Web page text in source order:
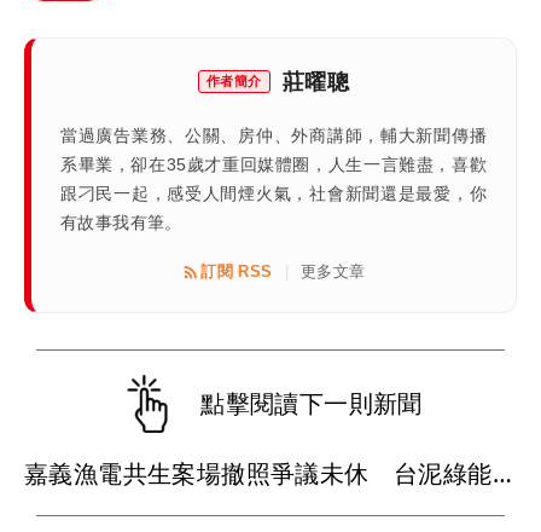
作者簡介 莊曜聰
當過廣告業務、公關、房仲、外商講師，輔大新聞傳播
系畢業，卻在35歲才重回媒體圈，人生一言難盡，喜歡
跟刁民一起，感受人間煙火氣，社會新聞還是最愛，你
有故事我有筆。
訂閱 RSS 更多文章
點擊閱讀下一則新聞
嘉義漁電共生案場撤照爭議未休 台泥綠能內部又爆弊案